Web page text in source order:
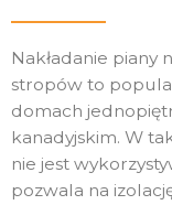
Nakładanie piany
stropów to
domach
kanadyjskim. W
nie jest
pozwala na